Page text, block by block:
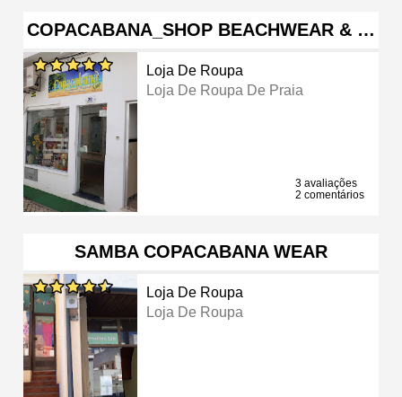
COPACABANA_SHOP BEACHWEAR & …
Loja De Roupa
Loja De Roupa De Praia
3 avaliações
2 comentários
SAMBA COPACABANA WEAR
Loja De Roupa
Loja De Roupa